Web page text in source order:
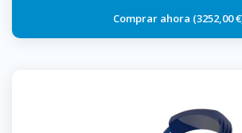
3252,00 €